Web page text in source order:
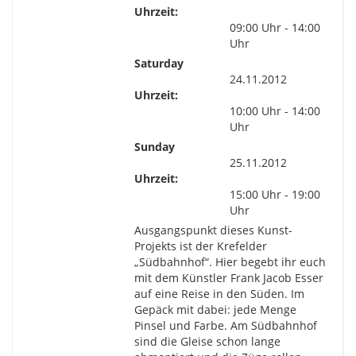
Uhrzeit:
09:00 Uhr - 14:00
Uhr
Saturday
24.11.2012
Uhrzeit:
10:00 Uhr - 14:00
Uhr
Sunday
25.11.2012
Uhrzeit:
15:00 Uhr - 19:00
Uhr
Ausgangspunkt dieses Kunst-
Projekts ist der Krefelder
„Südbahnhof“. Hier begebt ihr euch
mit dem Künstler Frank Jacob Esser
auf eine Reise in den Süden. Im
Gepäck mit dabei: jede Menge
Pinsel und Farbe. Am Südbahnhof
sind die Gleise schon lange